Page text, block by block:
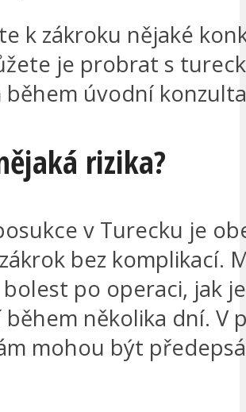
k zákroku nějaké
je probrat s
úvodní
rizika?
v Turecku je
bez komplikací.
po operaci, jak
během několika dní. V
mohou být